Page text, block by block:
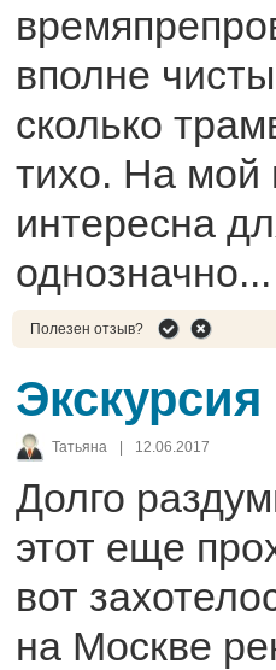
вполне
сколько
тихо. На мой
интересна
однозначно...
Полезен отзыв?
Татьяна | 12.06.2017
Долго
этот еще
вот
на Москве